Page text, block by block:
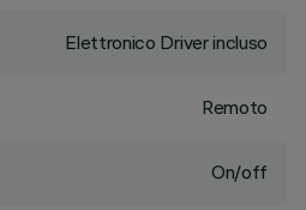
Elettronico Driver incluso
Remoto
On/off